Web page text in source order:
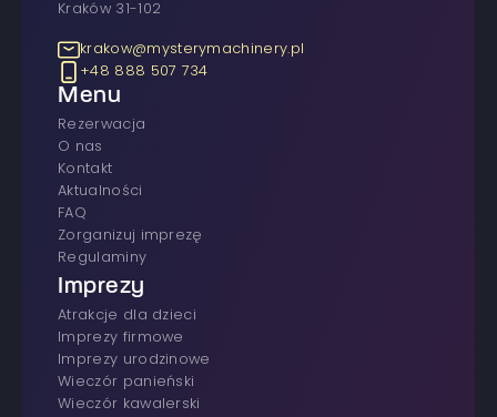
Kraków 31-102
krakow@mysterymachinery.pl
+48 888 507 734
Menu
rezerwacja
O nas
Kontakt
Aktualności
FAQ
Zorganizuj imprezę
Regulaminy
Imprezy
atrakcje dla dzieci
imprezy firmowe
Imprezy urodzinowe
wieczór panieński
wieczór kawalerski